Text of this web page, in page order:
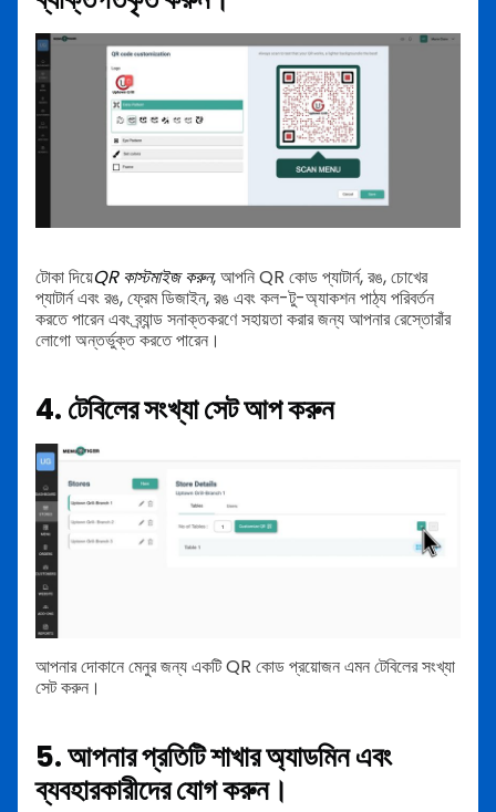
টোকা দিয়েQR কাস্টমাইজ করুন, আপনি QR কোড প্যাটার্ন, রঙ, চোখের
প্যাটার্ন এবং রঙ, ফ্রেম ডিজাইন, রঙ এবং কল-টু-অ্যাকশন পাঠ্য পরিবর্তন
করতে পারেন এবং ব্র্যান্ড সনাক্তকরণে সহায়তা করার জন্য আপনার রেস্তোরাঁর
লোগো অন্তর্ভুক্ত করতে পারেন।
4. টেবিলের সংখ্যা সেট আপ করুন
আপনার দোকানে মেনুর জন্য একটি QR কোড প্রয়োজন এমন টেবিলের সংখ্যা
সেট করুন।
5. আপনার প্রতিটি শাখার অ্যাডমিন এবং
ব্যবহারকারীদের যোগ করুন।